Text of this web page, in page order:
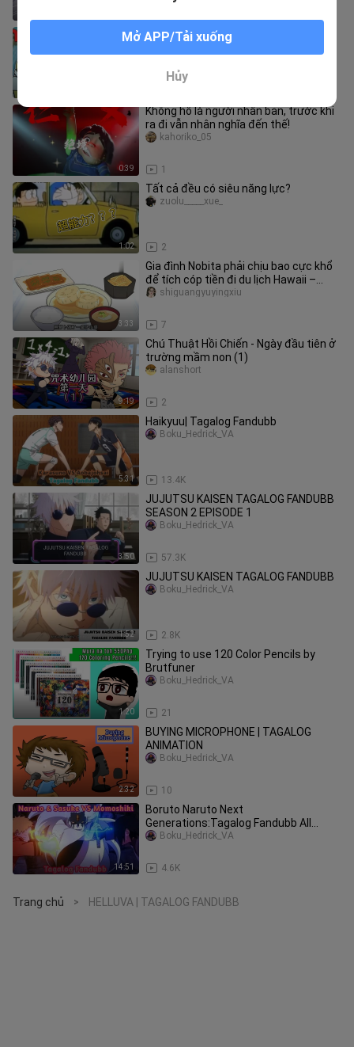
【Video gốc】Trong SpongeBob, ông
0:39
Không hổ là người nhân bản, trước khi
ra đi vẫn nhân nghĩa đến thế!
1
kahoriko_05
1:02
Tất cả đều có siêu năng lực?
2
zuolu_____xue_
3:33
Gia đình Nobita phải chịu bao cực khổ
để tích cóp tiền đi du lịch Hawaii –
Doraemon, bình luận anime
7
shiguangyuyingxiu
9:19
Chú Thuật Hồi Chiến - Ngày đầu tiên ở
trường mầm non (1)
2
alanshort
5:31
Haikyuu| Tagalog Fandubb
13.4K
Boku_Hedrick_VA
3:50
JUJUTSU KAISEN TAGALOG FANDUBB
SEASON 2 EPISODE 1
57.3K
Boku_Hedrick_VA
1:52
JUJUTSU KAISEN TAGALOG FANDUBB
2.8K
Boku_Hedrick_VA
1:20
Trying to use 120 Color Pencils by
Brutfuner
21
Boku_Hedrick_VA
2:32
BUYING MICROPHONE | TAGALOG
ANIMATION
10
Boku_Hedrick_VA
14:51
Boruto Naruto Next
Generations:Tagalog Fandubb All
Voiced By Me/ Naruto & Sasuke VS
4.6K
Boku_Hedrick_VA
Trang chủ > HELLUVA | TAGALOG FANDUBB
Mở APP/Tải xuống
Hủy